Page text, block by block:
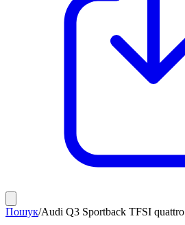
Пошук/Audi Q3 Sportback TFSI